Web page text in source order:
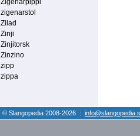
Zigenarpippi
zigenarstol
Zilad
Zinji
Zinjitorsk
Zinzino
zipp
zippa
© Slangopedia 2008-2026 :